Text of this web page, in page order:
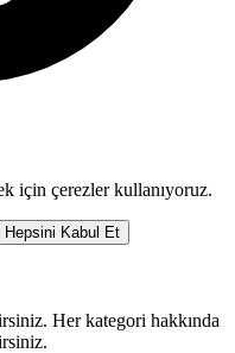
için çerezler kullanıyoruz.
Hepsini Kabul Et
Her kategori hakkında